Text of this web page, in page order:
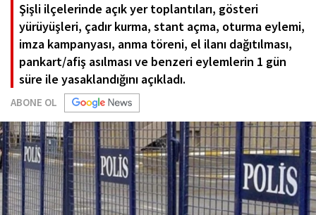
Şişli ilçelerinde açık yer toplantıları, gösteri
yürüyüşleri, çadır kurma, stant açma, oturma eylemi,
imza kampanyası, anma töreni, el ilanı dağıtılması,
pankart/afiş asılması ve benzeri eylemlerin 1 gün
süre ile yasaklandığını açıkladı.
ABONE OL